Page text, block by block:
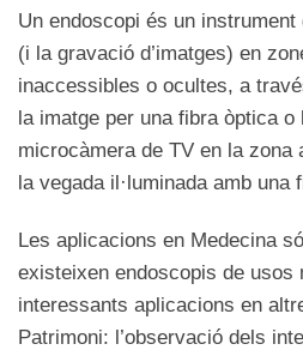
Un endoscopi és un instrument
(i la gravació d’imatges) en
inaccessibles o ocultes, a
la imatge per una fibra òptica o
microcàmera de TV en la zona
la vegada il·luminada amb
Les aplicacions en Medecina
existeixen endoscopis de usos
interessants aplicacions en
Patrimoni: l’observació dels